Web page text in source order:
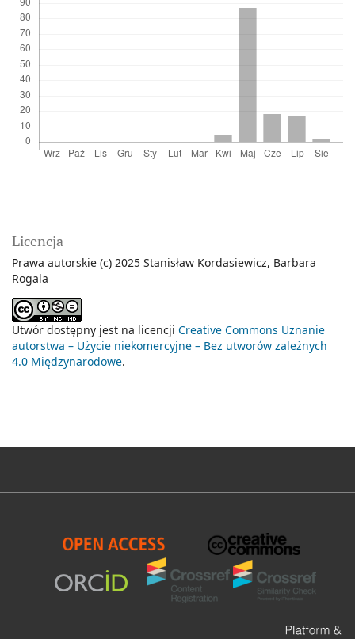
Licencja
Prawa autorskie (c) 2025 Stanisław Kordasiewicz, Barbara
Rogala
Utwór dostępny jest na licencji Creative Commons Uznanie
autorstwa – Użycie niekomercyjne – Bez utworów zależnych
4.0 Międzynarodowe.